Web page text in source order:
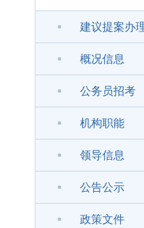
建议提案办
概况信息
公务员招考
机构职能
领导信息
公告公示
政策文件